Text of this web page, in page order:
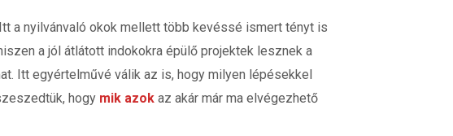
a nyilvánvaló okok mellett több kevéssé ismert tényt is
a jól átlátott indokokra épülő projektek lesznek a
Itt egyértelművé válik az is, hogy milyen lépésekkel
hogy mik azok az akár már ma elvégezhető